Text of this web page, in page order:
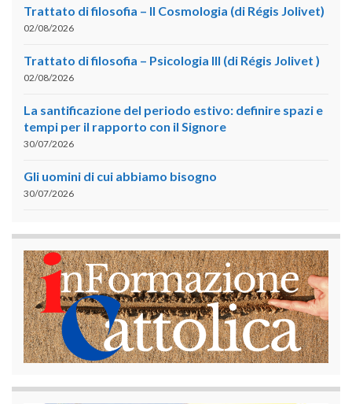
Trattato di filosofia – II Cosmologia (di Régis Jolivet)
02/08/2026
Trattato di filosofia – Psicologia III (di Régis Jolivet )
02/08/2026
La santificazione del periodo estivo: definire spazi e
tempi per il rapporto con il Signore
30/07/2026
Gli uomini di cui abbiamo bisogno
30/07/2026